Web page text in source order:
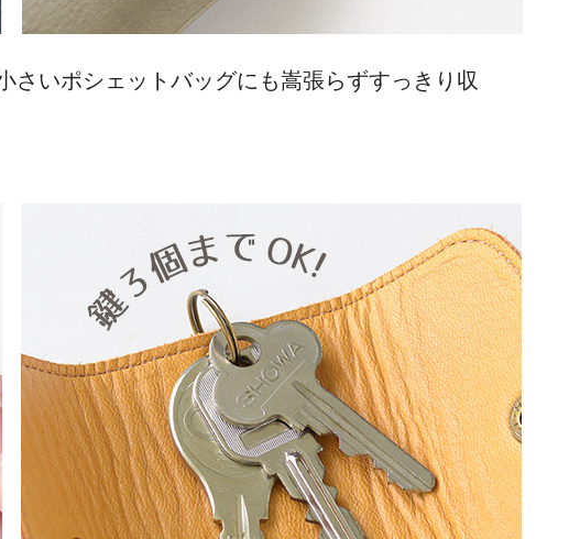
いポシェットバッグにも嵩張らずすっきり収